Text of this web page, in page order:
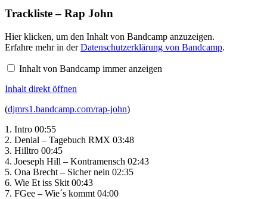
Trackliste – Rap John
Inhalt
von
Bandcamp
Hier klicken, um den Inhalt von Bandcamp anzuzeigen.
Erfahre mehr in derDatenschutzerklärung von Bandcamp.
Inhalt von Bandcamp immer anzeigen
Inhalt direkt öffnen
(djmrs1.bandcamp.com/rap-john)
1. Intro 00:55
2. Denial – Tagebuch RMX 03:48
3. Hilltro 00:45
4. Joeseph Hill – Kontramensch 02:43
5. Ona Brecht – Sicher nein 02:35
6. Wie Et iss Skit 00:43
7. FGee – Wie´s kommt 04:00